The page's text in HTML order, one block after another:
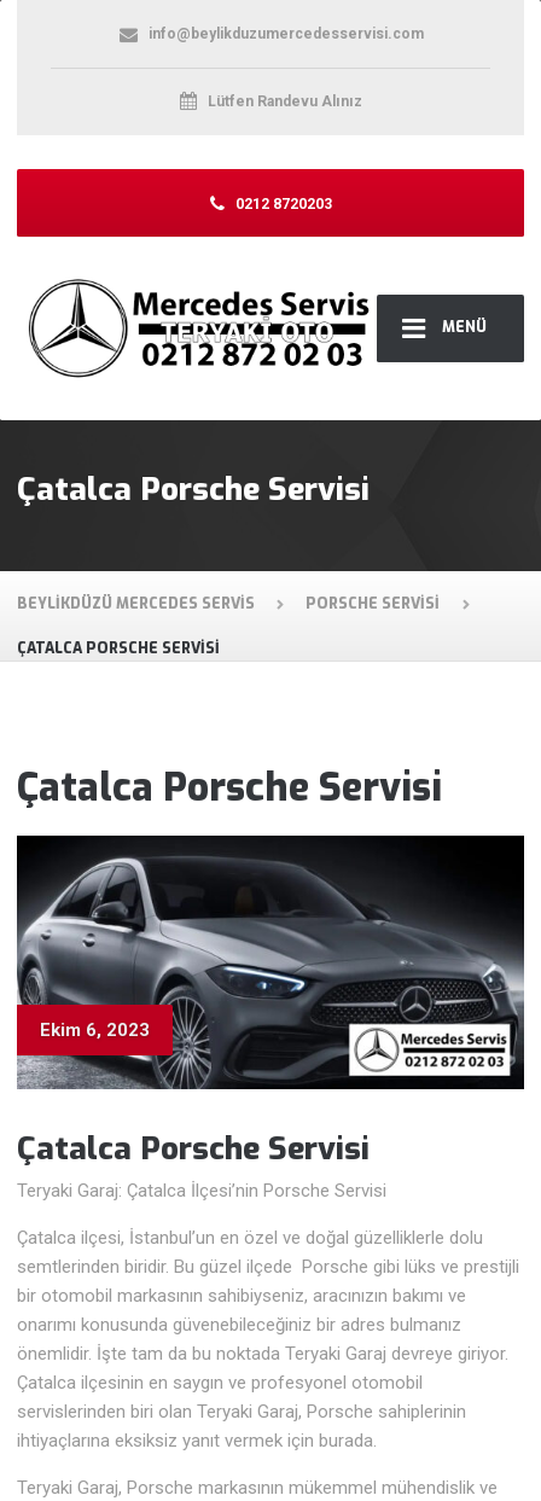
MENÜ
info@beylikduzumercedesservisi.com
Lütfen Randevu Alınız
0212 8720203
Çatalca Porsche Servisi
BEYLIKDÜZÜ MERCEDES SERVIS PORSCHE SERVISI
ÇATALCA PORSCHE SERVISI
Çatalca Porsche Servisi
Ekim 6, 2023
Çatalca Porsche Servisi
Teryaki Garaj: Çatalca İlçesi’nin Porsche Servisi
Çatalca ilçesi, İstanbul’un en özel ve doğal güzelliklerle dolu
semtlerinden biridir. Bu güzel ilçede Porsche gibi lüks ve prestijli
bir otomobil markasının sahibiyseniz, aracınızın bakımı ve
onarımı konusunda güvenebileceğiniz bir adres bulmanız
önemlidir. İşte tam da bu noktada Teryaki Garaj devreye giriyor.
Çatalca ilçesinin en saygın ve profesyonel otomobil
servislerinden biri olan Teryaki Garaj, Porsche sahiplerinin
ihtiyaçlarına eksiksiz yanıt vermek için burada.
Teryaki Garaj, Porsche markasının mükemmel mühendislik ve